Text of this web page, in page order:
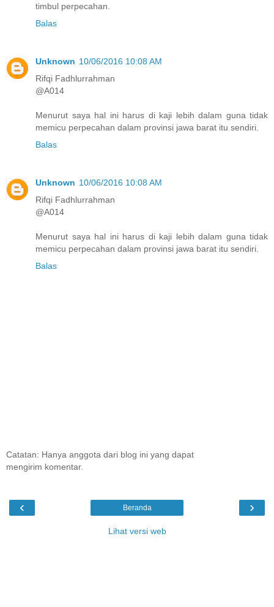
timbul perpecahan.
Balas
Unknown 10/06/2016 10:08 AM
Rifqi Fadhlurrahman
@A014
Menurut saya hal ini harus di kaji lebih dalam guna tidak
memicu perpecahan dalam provinsi jawa barat itu sendiri.
Balas
Unknown 10/06/2016 10:08 AM
Rifqi Fadhlurrahman
@A014
Menurut saya hal ini harus di kaji lebih dalam guna tidak
memicu perpecahan dalam provinsi jawa barat itu sendiri.
Balas
Catatan: Hanya anggota dari blog ini yang dapat
mengirim komentar.
‹ ›
Beranda
Lihat versi web